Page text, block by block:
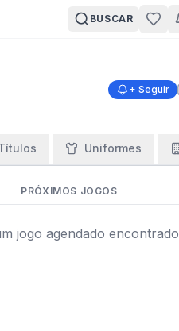
BUSCAR
+ Seguir
Uniformes
PRÓXIMOS JOGOS
jogo agendado encontrado